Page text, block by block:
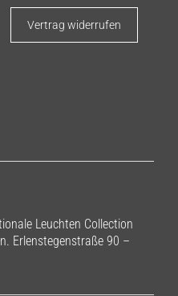
Vertrag widerrufen
Leuchten Collection
Erlenstegenstraße 90 –